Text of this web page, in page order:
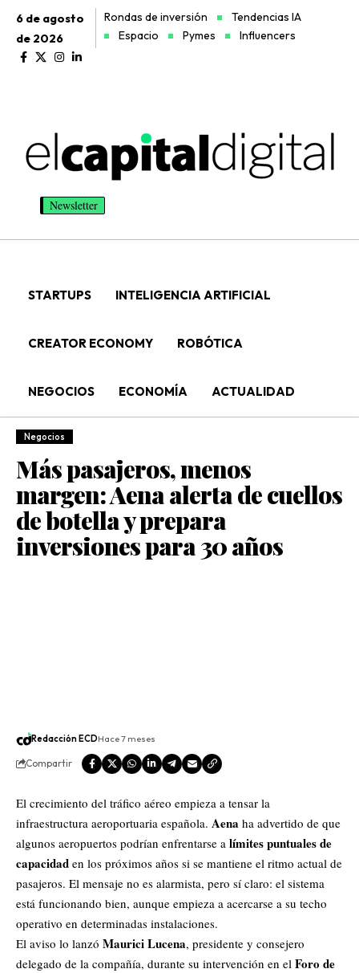
6 de agosto
de 2026
Rondas de inversión
Tendencias IA
Espacio
Pymes Influencers
Newsletter
STARTUPS INTELIGENCIA ARTIFICIAL
CREATOR ECONOMY ROBÓTICA
NEGOCIOS ECONOMÍA ACTUALIDAD
Negocios
Más pasajeros, menos
margen: Aena alerta de cuellos
de botella y prepara
inversiones para 30 años
Redacción ECDHace 7 meses
Compartir
El crecimiento del tráfico aéreo empieza a tensar la
infraestructura aeroportuaria española. Aena ha advertido de que
algunos aeropuertos podrían enfrentarse a límites puntuales de
capacidad en los próximos años si se mantiene el ritmo actual de
pasajeros. El mensaje no es alarmista, pero sí claro: el sistema
está funcionando bien, aunque empieza a acercarse a su techo
operativo en determinadas instalaciones.
El aviso lo lanzó Maurici Lucena, presidente y consejero
delegado de la compañía, durante su intervención en el Foro de